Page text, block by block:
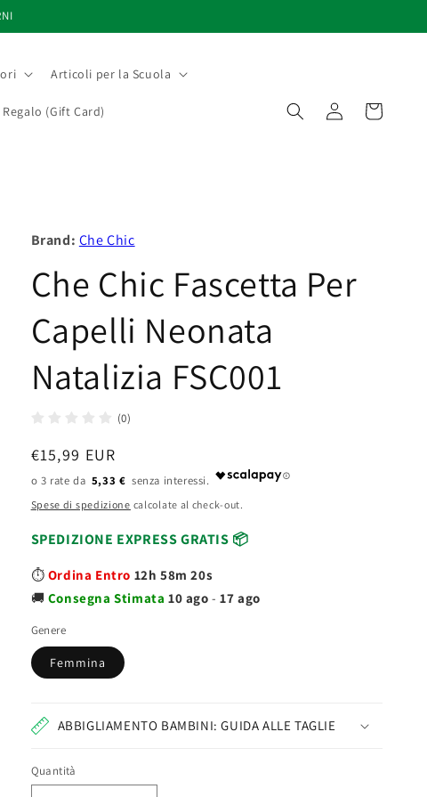
Articoli per la Scuola
(Gift Card) Accedi Carrello
Brand: Che Chic
Che Chic Fascetta Per
Capelli Neonata
Natalizia FSC001
(0)
Prezzo
di
listino
€15,99 EUR
5,33 €
Spese di spedizione calcolate al check-out.
SPEDIZIONE EXPRESS GRATIS 📦
⏱️ Ordina Entro 12h 58m 19s
🚚 Consegna Stimata10 ago -17 ago
Genere
Femmina
ABBIGLIAMENTO BAMBINI: GUIDA ALLE TAGLIE
Quantità